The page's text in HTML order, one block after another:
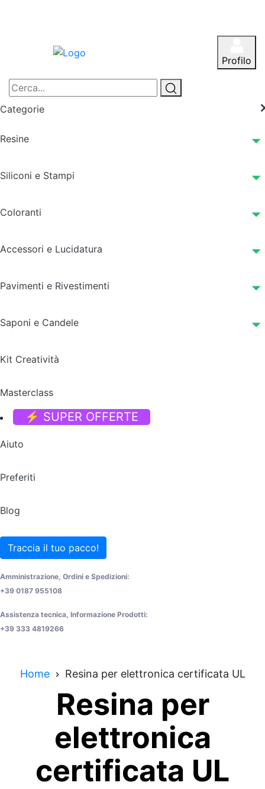
Profilo
Categorie
Resine
Siliconi e Stampi
Coloranti
Accessori e Lucidatura
Pavimenti e Rivestimenti
Saponi e Candele
Kit Creatività
Masterclass
⚡ SUPER OFFERTE
Aiuto
Preferiti
Blog
Traccia il tuo pacco!
Amministrazione, Ordini e Spedizioni:
+39 0187 955108
Assistenza tecnica, Informazione Prodotti:
+39 333 4819266
Home Resina per elettronica certificata UL
Resina per
elettronica
certificata UL